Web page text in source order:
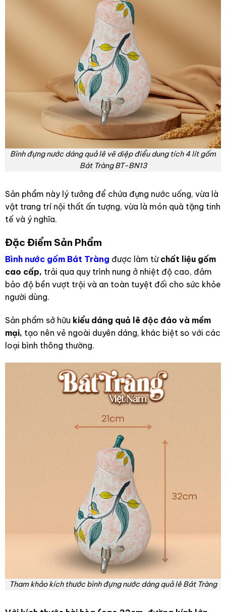
Bình đựng nước dáng quả lê vẽ diệp điểu dung tích 4 lít gốm
Bát Tràng BT-BN13
Sản phẩm này lý tưởng để chứa đựng nước uống, vừa là
vật trang trí nội thất ấn tượng, vừa là món quà tặng tinh
tế và ý nghĩa.
Đặc Điểm Sản Phẩm
Bình nước gốm Bát Tràng được làm từ chất liệu gốm
cao cấp, trải qua quy trình nung ở nhiệt độ cao, đảm
bảo độ bền vượt trội và an toàn tuyệt đối cho sức khỏe
người dùng.
Sản phẩm sở hữu kiểu dáng quả lê độc đáo và mềm
mại, tạo nên vẻ ngoài duyên dáng, khác biệt so với các
loại bình thông thường.
Tham khảo kích thước bình đựng nước dáng quả lê Bát Tràng